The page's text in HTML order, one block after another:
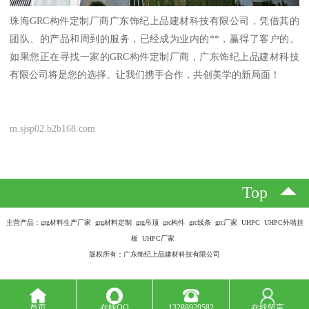
珠海GRC构件定制厂商广东饰纪上品建材科技有限公司，凭借其的
团队、的产品和周到的服务，已经成为业内的**，赢得了客户的。
如果您正在寻找一家的GRC构件定制厂商，广东饰纪上品建材科技
有限公司将是您的选择。让我们携手合作，共创美学的新局面！
m.sjsp02.b2b168.com
Top
主营产品：grg材料生产厂家 grg材料定制 grg吊顶 grc构件 grc线条 grc厂家 UHPC UHPC外墙挂
板 UHPC厂家
版权所有：广东饰纪上品建材科技有限公司